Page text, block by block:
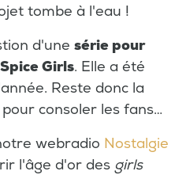
tombe à l'eau !
d'une série pour
Girls. Elle a été
Reste donc la
consoler les fans…
webradio Nostalgie
l'âge d'or des girls